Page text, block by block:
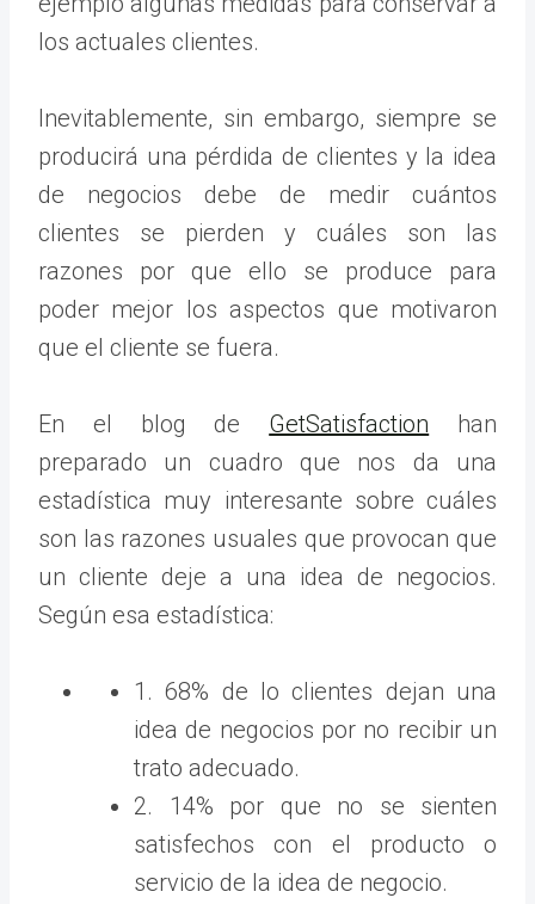
los actuales clientes.
Inevitablemente, sin embargo, siempre se
producirá una pérdida de clientes y la idea
de negocios debe de medir cuántos
clientes se pierden y cuáles son las
razones por que ello se produce para
poder mejor los aspectos que motivaron
que el cliente se fuera.
En el blog de GetSatisfaction han
preparado un cuadro que nos da una
estadística muy interesante sobre cuáles
son las razones usuales que provocan que
un cliente deje a una idea de negocios.
Según esa estadística:
1. 68% de lo clientes dejan una
idea de negocios por no recibir un
trato adecuado.
2. 14% por que no se sienten
satisfechos con el producto o
servicio de la idea de negocio.